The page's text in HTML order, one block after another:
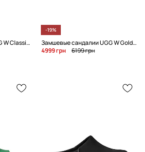
Замшевые тапочки UGG W Classic Micro
-19%
Замшевые сандалии UGG W Goldenstar Glide
4999 грн
6199 грн